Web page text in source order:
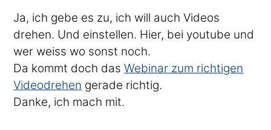
Ja, ich gebe es zu, ich will auch Videos
drehen. Und einstellen. Hier, bei youtube und
wer weiss wo sonst noch.
Da kommt doch dasWebinar zum richtigen
Videodrehen gerade richtig.
Danke, ich mach mit.